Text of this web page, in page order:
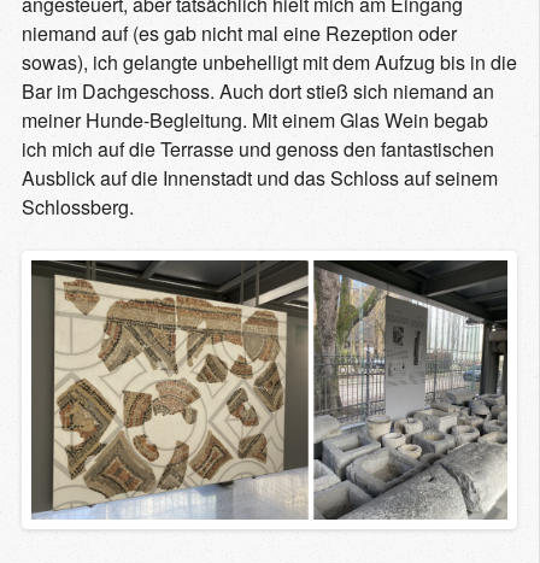
niemand auf (es gab nicht mal eine Rezeption oder
sowas), ich gelangte unbehelligt mit dem Aufzug bis in die
Bar im Dachgeschoss. Auch dort stieß sich niemand an
meiner Hunde-Begleitung. Mit einem Glas Wein begab
ich mich auf die Terrasse und genoss den fantastischen
Ausblick auf die Innenstadt und das Schloss auf seinem
Schlossberg.